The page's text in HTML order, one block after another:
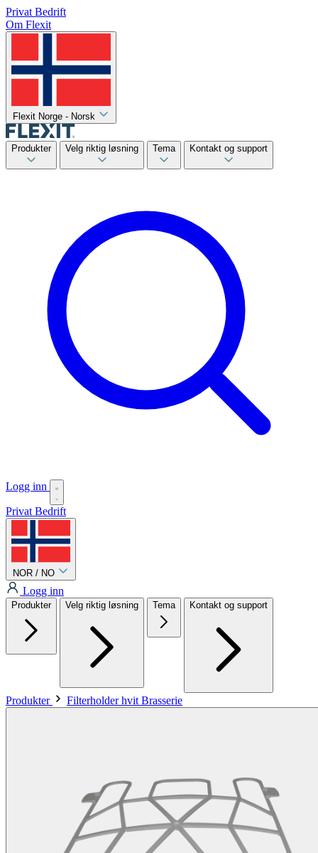
Privat Bedrift
Om Flexit
Flexit Norge - Norsk
Produkter Velg riktig løsning Tema Kontakt og support
Logg inn
Privat Bedrift
NOR / NO
Logg inn
Produkter Velg riktig løsning Tema Kontakt og support
Produkter Filterholder hvit Brasserie